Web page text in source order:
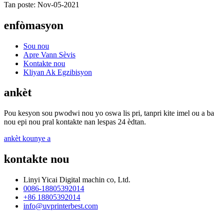
Tan poste: Nov-05-2021
enfòmasyon
Sou nou
Apre Vann Sèvis
Kontakte nou
Kliyan Ak Egzibisyon
ankèt
Pou kesyon sou pwodwi nou yo oswa lis pri, tanpri kite imel ou a ba
nou epi nou pral kontakte nan lespas 24 èdtan.
ankèt kounye a
kontakte nou
Linyi Yicai Digital machin co, Ltd.
0086-18805392014
+86 18805392014
info@uvprinterbest.com